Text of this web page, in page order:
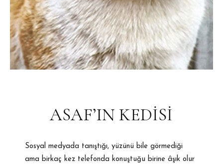
ASAF’IN KEDİSİ
Sosyal medyada tanıştığı, yüzünü bile görmediği
ama birkaç kez telefonda konuştuğu birine âşık olur